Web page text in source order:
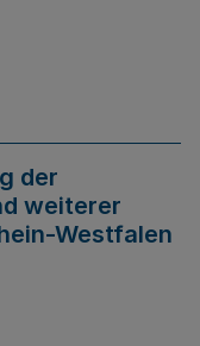
der
weiterer
Westfalen